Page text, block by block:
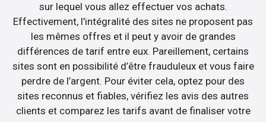
sur lequel vous allez effectuer vos achats.
Effectivement, l’intégralité des sites ne proposent pas
les mêmes offres et il peut y avoir de grandes
différences de tarif entre eux. Pareillement, certains
sites sont en possibilité d’être frauduleux et vous faire
perdre de l’argent. Pour éviter cela, optez pour des
sites reconnus et fiables, vérifiez les avis des autres
clients et comparez les tarifs avant de finaliser votre